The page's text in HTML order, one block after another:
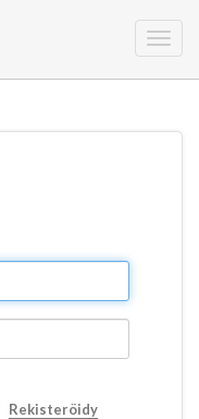
Rekisteröidy